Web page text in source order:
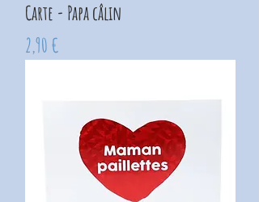
Carte - Papa câlin
Prix
2,90 €